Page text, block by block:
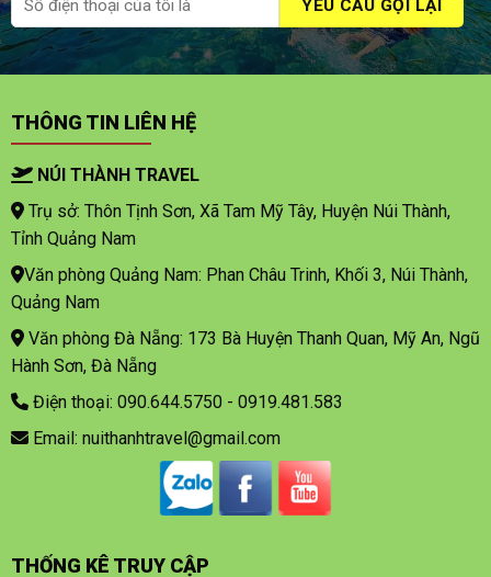
THÔNG TIN LIÊN HỆ
NÚI THÀNH TRAVEL
Trụ sở: Thôn Tịnh Sơn, Xã Tam Mỹ Tây, Huyện Núi Thành,
Tỉnh Quảng Nam
Văn phòng Quảng Nam: Phan Châu Trinh, Khối 3, Núi Thành,
Quảng Nam
Văn phòng Đà Nẵng: 173 Bà Huyện Thanh Quan, Mỹ An, Ngũ
Hành Sơn, Đà Nẵng
Điện thoại: 090.644.5750 - 0919.481.583
Email: nuithanhtravel@gmail.com
THỐNG KÊ TRUY CẬP